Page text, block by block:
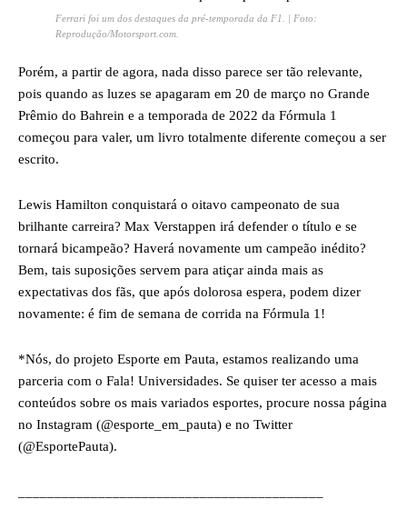
Ferrari foi um dos destaques da pré-temporada da F1. | Foto:
Reprodução/Motorsport.com.
Porém, a partir de agora, nada disso parece ser tão relevante,
pois quando as luzes se apagaram em 20 de março no Grande
Prêmio do Bahrein e a temporada de 2022 da Fórmula 1
começou para valer, um livro totalmente diferente começou a ser
escrito.
Lewis Hamilton conquistará o oitavo campeonato de sua
brilhante carreira? Max Verstappen irá defender o título e se
tornará bicampeão? Haverá novamente um campeão inédito?
Bem, tais suposições servem para atiçar ainda mais as
expectativas dos fãs, que após dolorosa espera, podem dizer
novamente: é fim de semana de corrida na Fórmula 1!
*Nós, do projeto Esporte em Pauta, estamos realizando uma
parceria com o Fala! Universidades. Se quiser ter acesso a mais
conteúdos sobre os mais variados esportes, procure nossa página
no Instagram (@esporte_em_pauta) e no Twitter
(@EsportePauta).